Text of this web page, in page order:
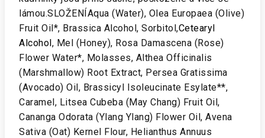
lámou.SLOŽENÍAqua (Water), Olea Europaea (Olive)
Fruit Oil*, Brassica Alcohol, Sorbitol,Cetearyl
Alcohol, Mel (Honey), Rosa Damascena (Rose)
Flower Water*, Molasses, Althea Officinalis
(Marshmallow) Root Extract, Persea Gratissima
(Avocado) Oil, Brassicyl Isoleucinate Esylate**,
Caramel, Litsea Cubeba (May Chang) Fruit Oil,
Cananga Odorata (Ylang Ylang) Flower Oil, Avena
Sativa (Oat) Kernel Flour, Helianthus Annuus